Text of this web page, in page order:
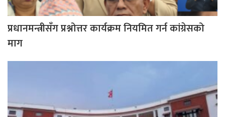
प्रधानमन्त्रीसँग प्रश्नोत्तर कार्यक्रम नियमित गर्न कांग्रेसको
माग